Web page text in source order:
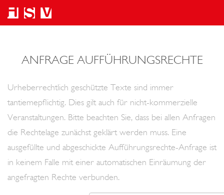
ANFRAGE AUFFÜHRUNGSRECHTE
Urheberrechtlich geschützte Texte sind immer
tantiemepflichtig. Dies gilt auch für nicht-kommerzielle
Veranstaltungen. Bitte beachten Sie, dass bei allen Anfragen
die Rechtelage zunächst geklärt werden muss. Eine
ausgefüllte und abgeschickte Aufführungsrechte-Anfrage ist
in keinem Falle mit einer automatischen Einräumung der
angefragten Rechte verbunden.